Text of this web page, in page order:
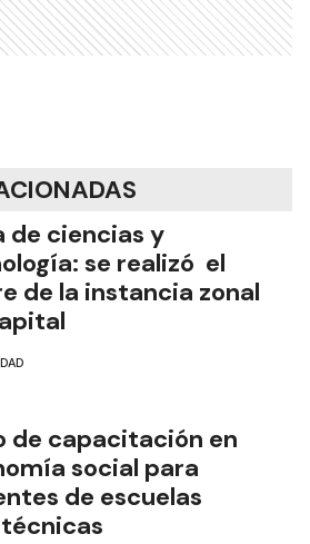
de ciencias y
se realizó el
de la instancia zonal
de capacitación en
social para
de escuelas